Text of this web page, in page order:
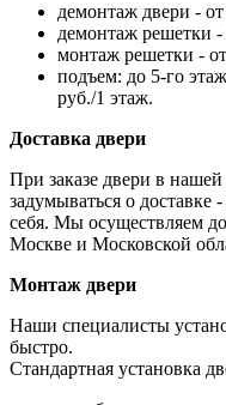
демонтаж двери -
демонтаж решетки -
монтаж решетки -
подъем: до 5-го
руб./1 этаж.
Доставка двери
При заказе двери в
задумываться о
себя. Мы осуществляем
Москве и Московской
Монтаж двери
Наши специалисты
быстро.
Стандартная установка